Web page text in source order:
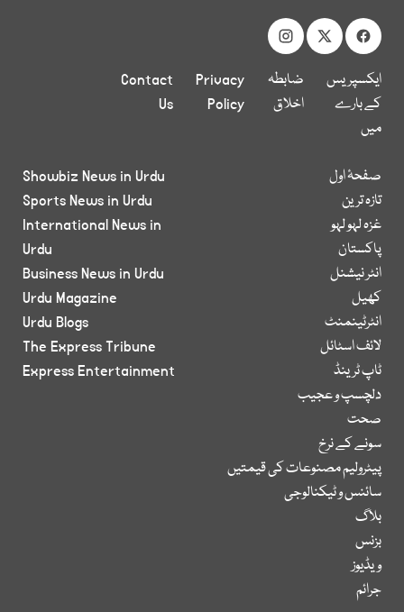
ایکسپریس
کے بارے
میں
ضابطہ
اخلاق
Privacy
Policy
Contact
Us
صفحۂ اول
تازہ ترین
غزہ لہو لہو
پاکستان
انٹر نیشنل
کھیل
انٹرٹینمنٹ
لائف اسٹائل
ٹاپ ٹرینڈ
دلچسپ و عجیب
صحت
سونے کے نرخ
پیٹرولیم مصنوعات کی قیمتیں
سائنس و ٹیکنالوجی
بلاگ
بزنس
ویڈیوز
جرائم
Showbiz News in Urdu
Sports News in Urdu
International News in
Urdu
Business News in Urdu
Urdu Magazine
Urdu Blogs
The Express Tribune
Express Entertainment